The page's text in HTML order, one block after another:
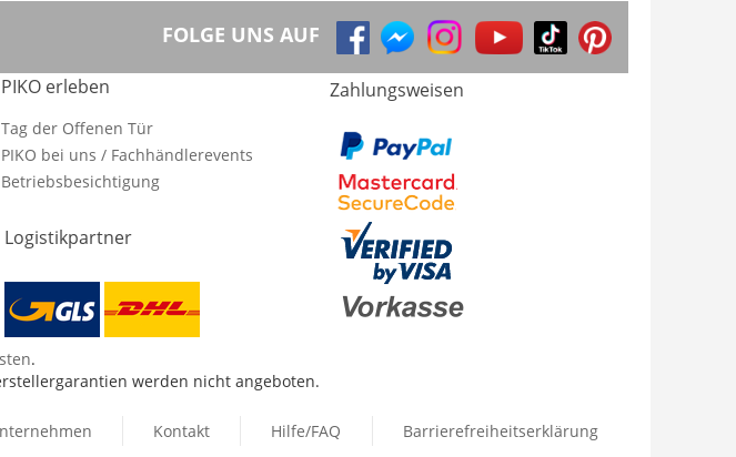
FOLGE UNS AUF
PIKO erleben
Tag der Offenen Tür
PIKO bei uns / Fachhändlerevents
Betriebsbesichtigung
Logistikpartner
Zahlungsweisen
.
werden nicht angeboten.
Kontakt Hilfe/FAQ Barrierefreiheitserklärung